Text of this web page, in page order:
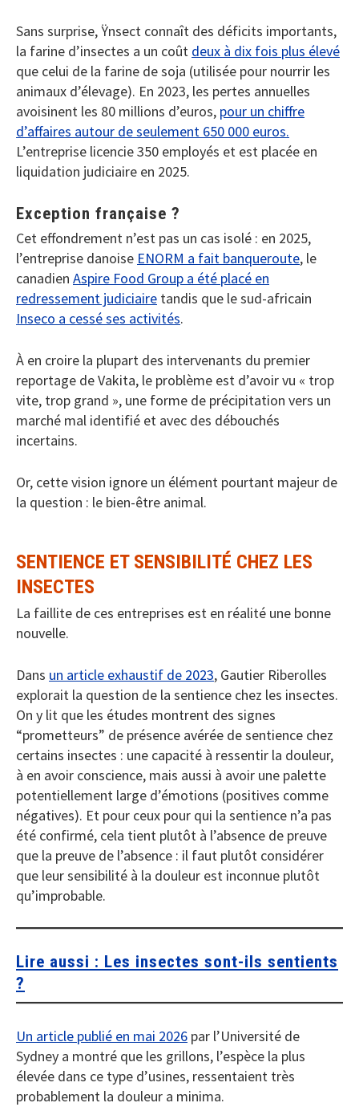
Sans surprise, Ÿnsect connaît des déficits importants,
la farine d’insectes a un coût deux à dix fois plus élevé
que celui de la farine de soja (utilisée pour nourrir les
animaux d’élevage). En 2023, les pertes annuelles
avoisinent les 80 millions d’euros, pour un chiffre
d’affaires autour de seulement 650 000 euros.
L’entreprise licencie 350 employés et est placée en
liquidation judiciaire en 2025.
Exception française ?
Cet effondrement n’est pas un cas isolé : en 2025,
l’entreprise danoise ENORM a fait banqueroute, le
canadien Aspire Food Group a été placé en
redressement judiciaire tandis que le sud-africain
Inseco a cessé ses activités.
À en croire la plupart des intervenants du premier
reportage de Vakita, le problème est d’avoir vu « trop
vite, trop grand », une forme de précipitation vers un
marché mal identifié et avec des débouchés
incertains.
Or, cette vision ignore un élément pourtant majeur de
la question : le bien-être animal.
SENTIENCE ET SENSIBILITÉ CHEZ LES
INSECTES
La faillite de ces entreprises est en réalité une bonne
nouvelle.
Dans un article exhaustif de 2023, Gautier Riberolles
explorait la question de la sentience chez les insectes.
On y lit que les études montrent des signes
“prometteurs” de présence avérée de sentience chez
certains insectes : une capacité à ressentir la douleur,
à en avoir conscience, mais aussi à avoir une palette
potentiellement large d’émotions (positives comme
négatives). Et pour ceux pour qui la sentience n’a pas
été confirmé, cela tient plutôt à l’absence de preuve
que la preuve de l’absence : il faut plutôt considérer
que leur sensibilité à la douleur est inconnue plutôt
qu’improbable.
Lire aussi : Les insectes sont-ils sentients
?
Un article publié en mai 2026 par l’Université de
Sydney a montré que les grillons, l’espèce la plus
élevée dans ce type d’usines, ressentaient très
probablement la douleur a minima.